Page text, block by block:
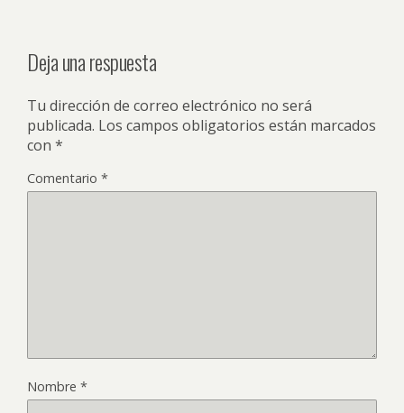
Deja una respuesta
Tu dirección de correo electrónico no será
publicada. Los campos obligatorios están marcados
con *
Comentario *
Nombre *